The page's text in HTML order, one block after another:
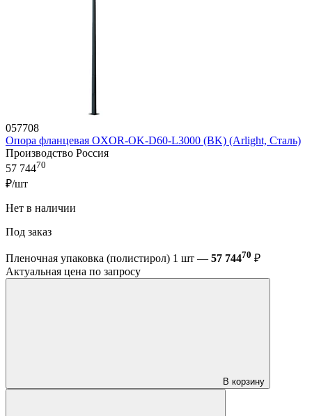
057708
Опора фланцевая OXOR-OK-D60-L3000 (BK) (Arlight, Сталь)
Производство Россия
57 74470
₽/шт
Нет в наличии
Под заказ
Пленочная упаковка (полистирол) 1 шт — 57 74470 ₽
Актуальная цена по запросу
В корзину